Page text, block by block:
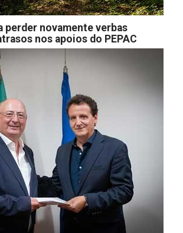
perder novamente verbas
nos apoios do PEPAC